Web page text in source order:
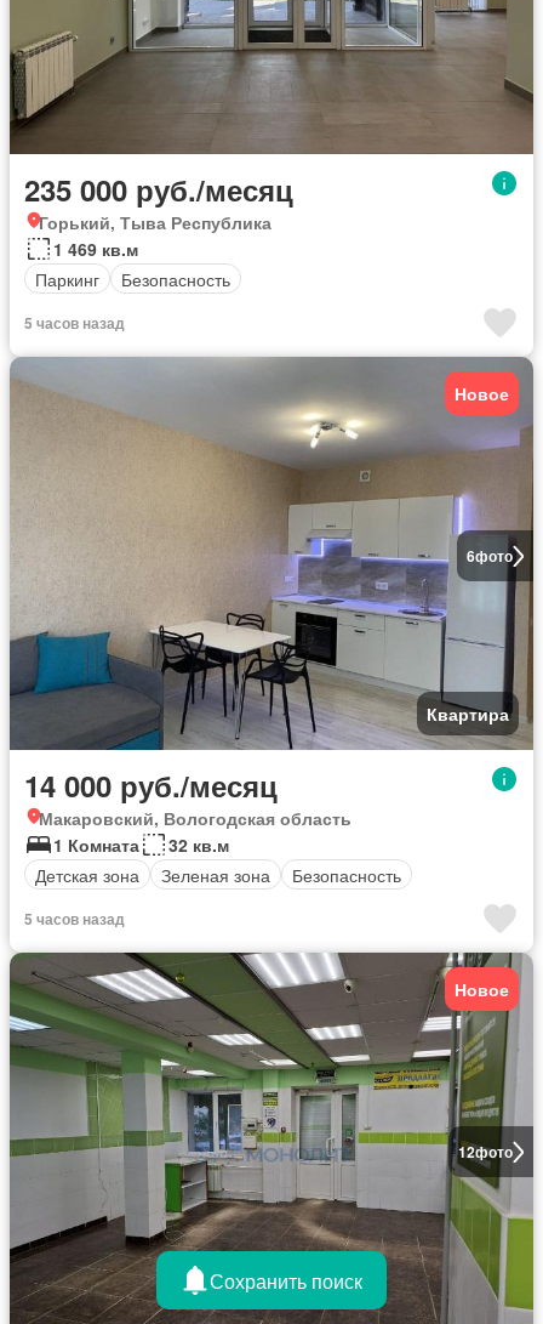
235 000 руб./месяц
Горький, Тыва Республика
1 469 кв.м
Паркинг
Безопасность
5 часов назад
6фото
Новое
Квартира
14 000 руб./месяц
Макаровский, Вологодская область
1 Комната
32 кв.м
Детская зона
Зеленая зона Безопасность
5 часов назад
12фото
Новое
Сохранить поиск